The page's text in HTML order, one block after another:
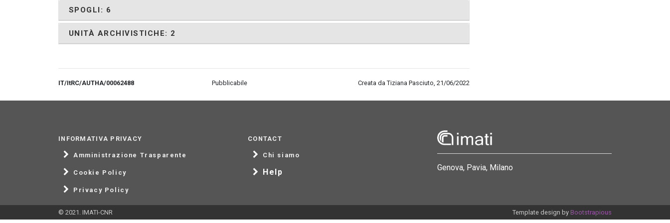
SPOGLI: 6
UNITÀ ARCHIVISTICHE: 2
IT/ItRC/AUTHA/00062488 Pubblicabile Creata da Tiziana Pasciuto, 21/06/2022
INFORMATIVA PRIVACY
Amministrazione Trasparente
Cookie Policy
Privacy Policy
CONTACT
Chi siamo
Help Genova, Pavia, Milano
© 2021. IMATI-CNR Template design by Bootstrapious